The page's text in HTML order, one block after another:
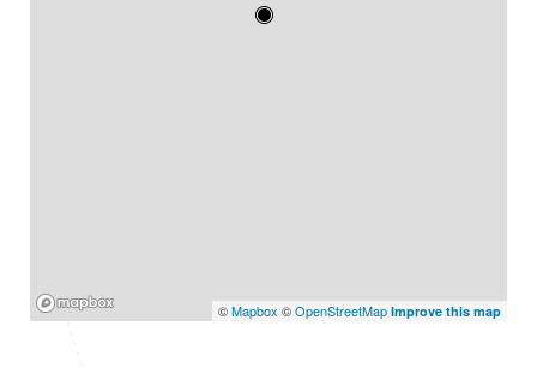
©Mapbox ©OpenStreetMap Improve this map